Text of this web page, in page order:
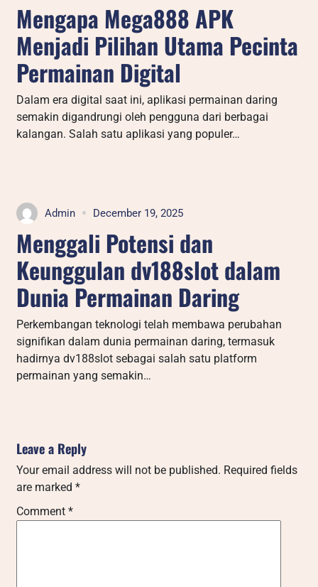
Mengapa Mega888 APK
Menjadi Pilihan Utama Pecinta
Permainan Digital
Dalam era digital saat ini, aplikasi permainan daring
semakin digandrungi oleh pengguna dari berbagai
kalangan. Salah satu aplikasi yang populer…
Admin December 19, 2025
Menggali Potensi dan
Keunggulan dv188slot dalam
Dunia Permainan Daring
Perkembangan teknologi telah membawa perubahan
signifikan dalam dunia permainan daring, termasuk
hadirnya dv188slot sebagai salah satu platform
permainan yang semakin…
Leave a Reply
Your email address will not be published. Required fields
are marked*
Comment*